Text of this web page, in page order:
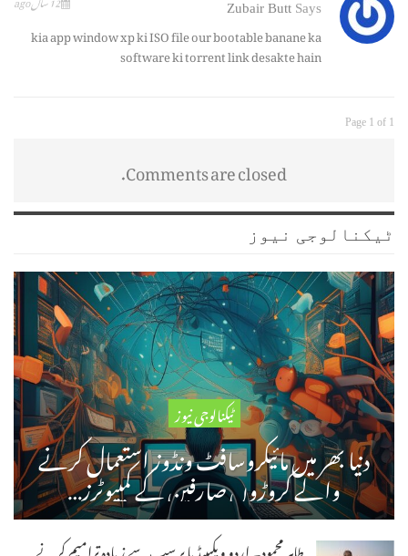
Zubair Butt Says
kia app window xp ki ISO file our bootable banane ka
software ki torrent link desakte hain
Page 1 of 1
Comments are closed.
ٹیکنالوجی نیوز
ٹیکنالوجی نیوز
دنیا بھر میں مائیکروسافٹ ونڈوز استعمال کرنے
والے کروڑوں صارفین کے کمپیوٹرز…